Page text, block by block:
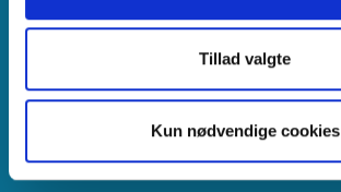
Tillad valgte
Kun nødvendige cookies
Find os her
Børsgade 4, 1215, København K
3374 6502